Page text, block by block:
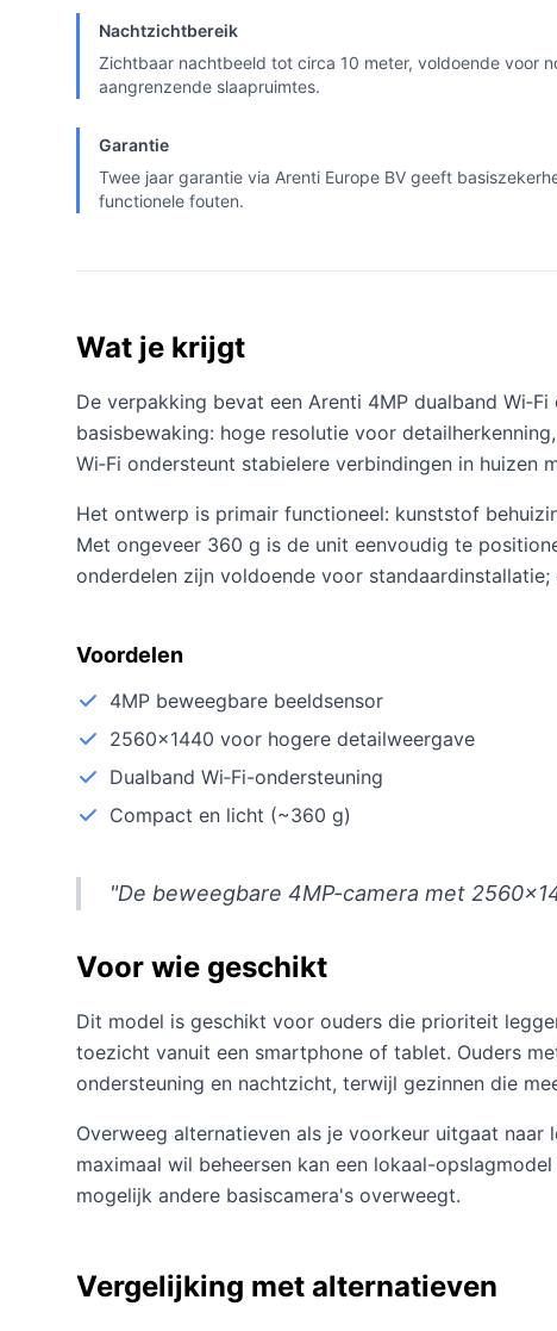
Nachtzichtbereik
Zichtbaar nachtbeeld tot circa 10 meter, voldoende voor
aangrenzende slaapruimtes.
Garantie
Twee jaar garantie via Arenti Europe BV geeft
functionele fouten.
Wat je krijgt
De verpakking bevat een Arenti 4MP dualband
basisbewaking: hoge resolutie voor
Wi‑Fi ondersteunt stabielere verbindingen in
Het ontwerp is primair functioneel: kunststof
Met ongeveer 360 g is de unit eenvoudig te
onderdelen zijn voldoende voor
Voordelen
4MP beweegbare beeldsensor
2560×1440 voor hogere detailweergave
Dualband Wi‑Fi-ondersteuning
Compact en licht (~360 g)
"De beweegbare 4MP-camera met
Voor wie geschikt
Dit model is geschikt voor ouders die prioriteit
toezicht vanuit een smartphone of tablet. Ouders
ondersteuning en nachtzicht, terwijl gezinnen die
Overweeg alternatieven als je voorkeur uitgaat
maximaal wil beheersen kan een lokaal-
mogelijk andere basiscamera's overweegt.
Vergelijking met alternatieven